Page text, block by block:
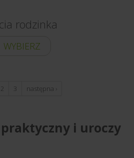
rodzinka
WYBIERZ
2 3 następna ›
i uroczy